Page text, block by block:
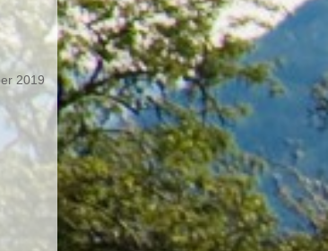
2019